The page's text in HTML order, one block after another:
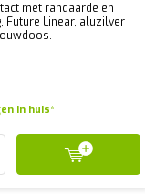
met randaarde en
Future Linear, aluzilver
in huis*